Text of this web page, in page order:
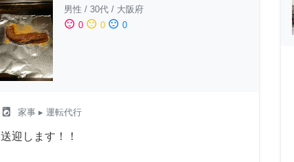
男性 / 30代 / 大阪府
sentiment_satisfied 0 sentiment_neutral 0 sentiment_dissatisfied 0
local_laundry_service 家事 ▸ 運転代行
送迎します！！